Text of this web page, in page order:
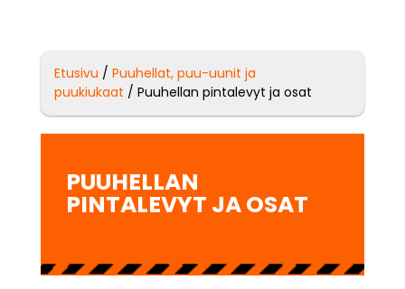
Etusivu / Puuhellat, puu-uunit ja
puukiukaat / Puuhellan pintalevyt ja osat
PUUHELLAN
PINTALEVYT JA OSAT